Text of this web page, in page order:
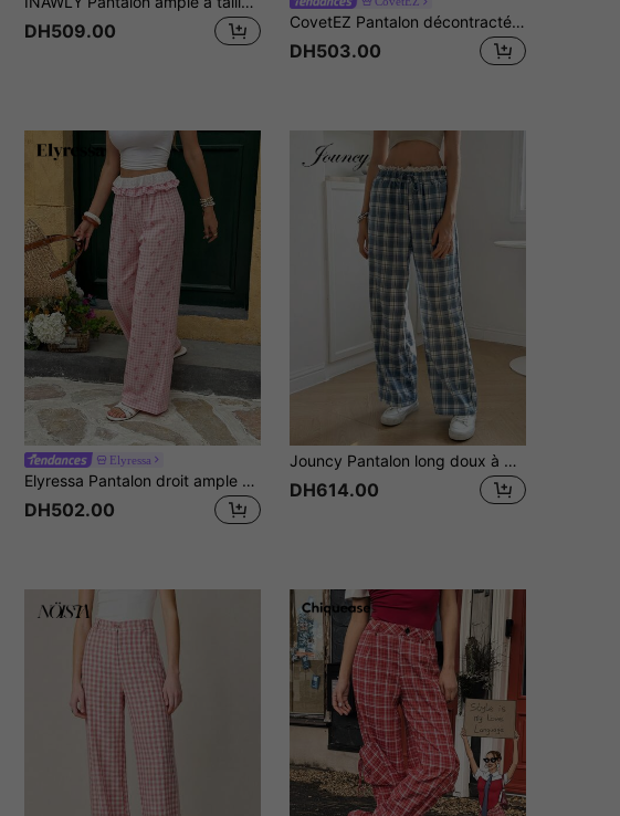
DH509.00 CovetEZ Pantalon décontracté à taille élastique et rayures pour femmes
DH503.00
Elyressa
Elyressa Pantalon droit ample à taille élastique et volant - Motif floral aléatoire
DH502.00
Jouncy Pantalon long doux à patchwork de dentelle écossaise, printemps/été
DH614.00